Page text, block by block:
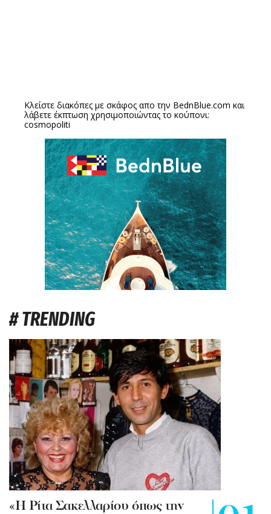
Κλείστε διακόπες με σκάφος απο την BednBlue.com και
λάβετε έκπτωση χρησιμοποιώντας το κούπονι:
cosmopoliti
# TRENDING
«Η Ρίτα Σακελλαρίου όπως την